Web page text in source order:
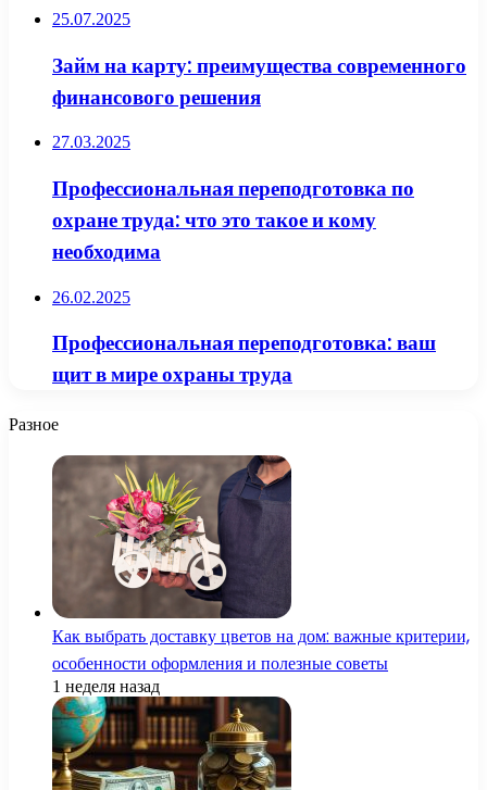
25.07.2025
Займ на карту: преимущества современного
финансового решения
27.03.2025
Профессиональная переподготовка по
охране труда: что это такое и кому
необходима
26.02.2025
Профессиональная переподготовка: ваш
щит в мире охраны труда
Разное
Как выбрать доставку цветов на дом: важные критерии,
особенности оформления и полезные советы
1 неделя назад